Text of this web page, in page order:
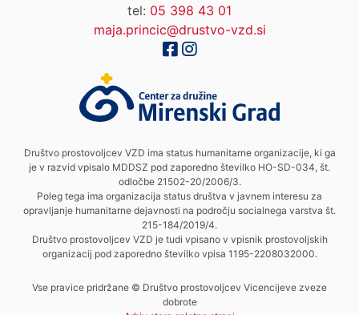
tel: 05 398 43 01
maja.princic@drustvo-vzd.si
Društvo prostovoljcev VZD ima status humanitarne organizacije, ki ga
je v razvid vpisalo MDDSZ pod zaporedno številko HO-SD-034, št.
odločbe 21502-20/2006/3.
Poleg tega ima organizacija status društva v javnem interesu za
opravljanje humanitarne dejavnosti na področju socialnega varstva št.
215-184/2019/4.
Društvo prostovoljcev VZD je tudi vpisano v vpisnik prostovoljskih
organizacij pod zaporedno številko vpisa 1195-2208032000.
Vse pravice pridržane © Društvo prostovoljcev Vicencijeve zveze
dobrote